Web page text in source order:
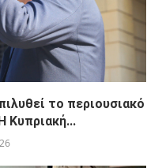
το περιουσιακό
Κυπριακή...